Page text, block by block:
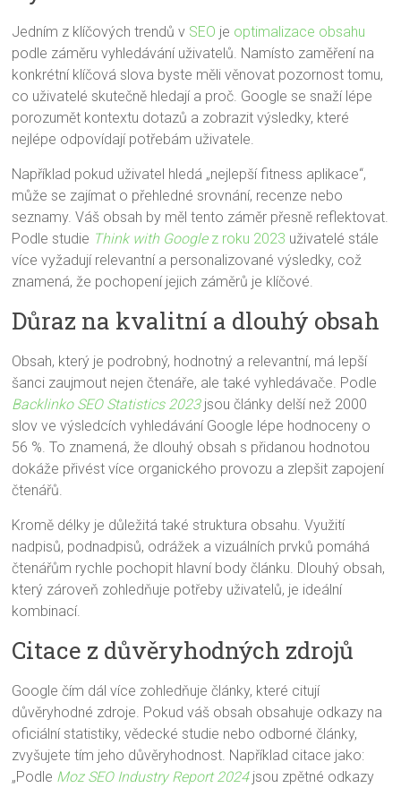
Jedním z klíčových trendů v SEO je optimalizace obsahu
podle záměru vyhledávání uživatelů. Namísto zaměření na
konkrétní klíčová slova byste měli věnovat pozornost tomu,
co uživatelé skutečně hledají a proč. Google se snaží lépe
porozumět kontextu dotazů a zobrazit výsledky, které
nejlépe odpovídají potřebám uživatele.
Například pokud uživatel hledá „nejlepší fitness aplikace“,
může se zajímat o přehledné srovnání, recenze nebo
seznamy. Váš obsah by měl tento záměr přesně reflektovat.
Podle studie Think with Googlez roku 2023 uživatelé stále
více vyžadují relevantní a personalizované výsledky, což
znamená, že pochopení jejich záměrů je klíčové.
Důraz na kvalitní a dlouhý obsah
Obsah, který je podrobný, hodnotný a relevantní, má lepší
šanci zaujmout nejen čtenáře, ale také vyhledávače. Podle
Backlinko SEO Statistics 2023jsou články delší než 2000
slov ve výsledcích vyhledávání Google lépe hodnoceny o
56 %. To znamená, že dlouhý obsah s přidanou hodnotou
dokáže přivést více organického provozu a zlepšit zapojení
čtenářů.
Kromě délky je důležitá také struktura obsahu. Využití
nadpisů, podnadpisů, odrážek a vizuálních prvků pomáhá
čtenářům rychle pochopit hlavní body článku. Dlouhý obsah,
který zároveň zohledňuje potřeby uživatelů, je ideální
kombinací.
Citace z důvěryhodných zdrojů
Google čím dál více zohledňuje články, které citují
důvěryhodné zdroje. Pokud váš obsah obsahuje odkazy na
oficiální statistiky, vědecké studie nebo odborné články,
zvyšujete tím jeho důvěryhodnost. Například citace jako:
„Podle Moz SEO Industry Report 2024jsou zpětné odkazy